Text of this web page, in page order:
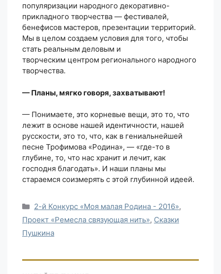
популяризации народного декоративно-
прикладного творчества — фестивалей,
бенефисов мастеров, презентации территорий.
Мы в целом создаем условия для того, чтобы
стать реальным деловым и
творческим центром регионального народного
творчества.
— Планы, мягко говоря, захватывают!
— Понимаете, это корневые вещи, это то, что
лежит в основе нашей идентичности, нашей
русскости, это то, что, как в гениальнейшей
песне Трофимова «Родина», — «где-то в
глубине, то, что нас хранит и лечит, как
господня благодать». И наши планы мы
стараемся соизмерять с этой глубинной идеей.
Рубрики
2-й Конкурс «Моя малая Родина - 2016»,
Проект «Ремесла связующая нить», Сказки
Пушкина